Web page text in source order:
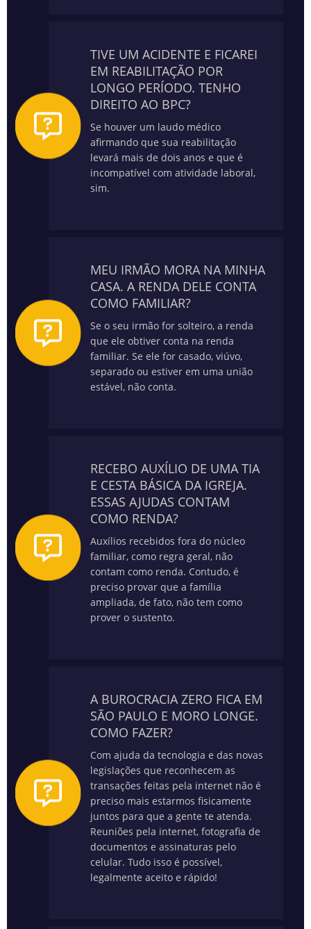
TIVE UM ACIDENTE E FICAREI
EM REABILITAÇÃO POR
LONGO PERÍODO. TENHO
DIREITO AO BPC?
Se houver um laudo médico
afirmando que sua reabilitação
levará mais de dois anos e que é
incompatível com atividade laboral,
sim.
MEU IRMÃO MORA NA MINHA
CASA. A RENDA DELE CONTA
COMO FAMILIAR?
Se o seu irmão for solteiro, a renda
que ele obtiver conta na renda
familiar. Se ele for casado, viúvo,
separado ou estiver em uma união
estável, não conta.
RECEBO AUXÍLIO DE UMA TIA
E CESTA BÁSICA DA IGREJA.
ESSAS AJUDAS CONTAM
COMO RENDA?
Auxílios recebidos fora do núcleo
familiar, como regra geral, não
contam como renda. Contudo, é
preciso provar que a família
ampliada, de fato, não tem como
prover o sustento.
A BUROCRACIA ZERO FICA EM
SÃO PAULO E MORO LONGE.
COMO FAZER?
Com ajuda da tecnologia e das novas
legislações que reconhecem as
transações feitas pela internet não é
preciso mais estarmos fisicamente
juntos para que a gente te atenda.
Reuniões pela internet, fotografia de
documentos e assinaturas pelo
celular. Tudo isso é possível,
legalmente aceito e rápido!